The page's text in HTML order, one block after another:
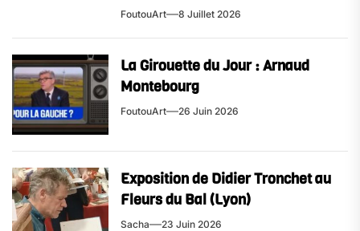
FoutouArt 8 Juillet 2026
La Girouette du Jour : Arnaud
Montebourg
FoutouArt 26 Juin 2026
Exposition de Didier Tronchet au
Fleurs du Bal (Lyon)
Sacha 23 Juin 2026